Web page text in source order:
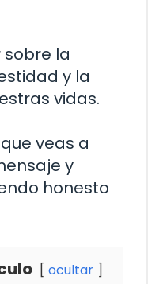
sobre la
y la
vidas.
veas a
y
honesto
ocultar